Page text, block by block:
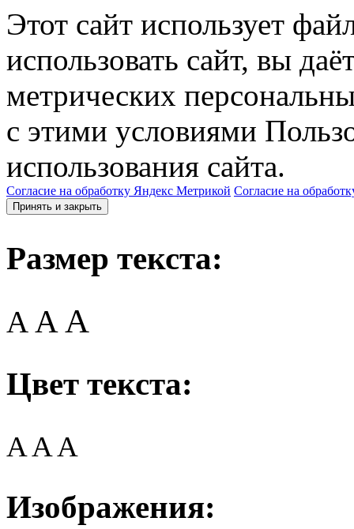
Этот сайт использует
использовать сайт, вы
метрических
с этими условиями
использования сайта.
Согласие на обработку Яндекс Метрикой Согласие на
Принять и закрыть
Размер текста:
A AA
Цвет текста:
AAA
Изображения: